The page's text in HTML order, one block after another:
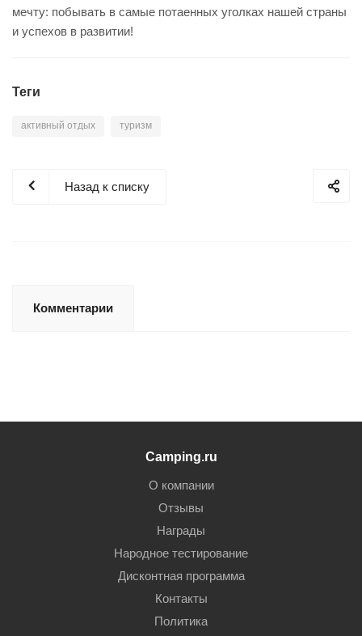
мечту: побывать в самые потаенных уголках нашей страны
и успехов в развитии!
Теги
активный отдых туризм
Назад к списку
Комментарии
Camping.ru
О компании
Отзывы
Награды
Народное тестирование
Дисконтная программа
Контакты
Политика